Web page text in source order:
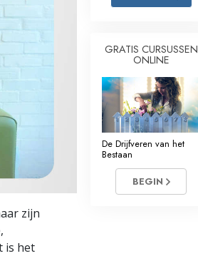
Kinderen
Hulpmiddelen bij het Dagelijks Werk
Ethiek en de Condities
De Oorzaak van Onderdrukking
Feitenonderzoek
De Grondbeginselen van Organiseren
zijn
is het
GRATIS CURSUSSEN
ONLINE
De Drijfveren van het
Bestaan
BEGIN